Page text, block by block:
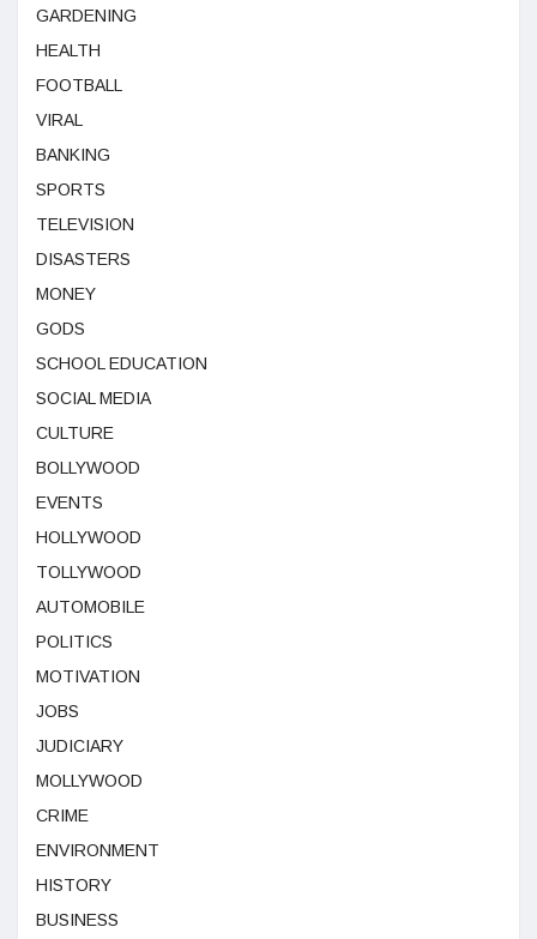
GARDENING
HEALTH
FOOTBALL
VIRAL
BANKING
SPORTS
TELEVISION
DISASTERS
MONEY
GODS
SCHOOL EDUCATION
SOCIAL MEDIA
CULTURE
BOLLYWOOD
EVENTS
HOLLYWOOD
TOLLYWOOD
AUTOMOBILE
POLITICS
MOTIVATION
JOBS
JUDICIARY
MOLLYWOOD
CRIME
ENVIRONMENT
HISTORY
BUSINESS